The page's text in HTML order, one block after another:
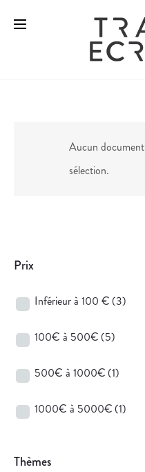
Aucun
sélection.
Prix
Inférieur à 100 € (3)
100€ à 500€ (5)
500€ à 1000€ (1)
1000€ à 5000€ (1)
Thèmes